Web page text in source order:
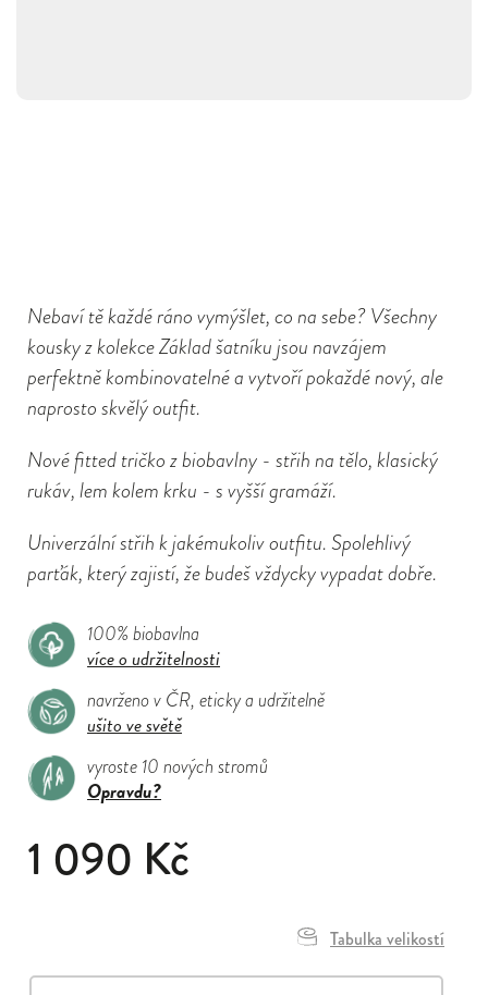
Nebaví tě každé ráno vymýšlet, co na sebe? Všechny
kousky z kolekce Základ šatníku jsou navzájem
perfektně kombinovatelné a vytvoří pokaždé nový, ale
naprosto skvělý outfit.
Nové fitted tričko z biobavlny - střih na tělo, klasický
rukáv, lem kolem krku - s vyšší gramáží.
Univerzální střih k jakémukoliv outfitu. Spolehlivý
parťák, který zajistí, že budeš vždycky vypadat dobře.
100% biobavlna
více o udržitelnosti
navrženo v ČR, eticky a udržitelně
ušito ve světě
vyroste 10 nových stromů
Opravdu?
1 090 Kč
Tabulka velikostí